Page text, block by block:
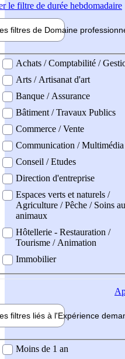
le filtre de durée hebdomadaire
filtres de Domaine pro
professionel
Achats / Comptabilité /
Arts / Artisanat d'art
Banque / Assurance
Bâtiment / Travaux Publics
Commerce / Vente
Communication / Multimédia
Conseil / Etudes
Direction d'entreprise
Espaces verts et naturels /
Agriculture / Pêche / Soins
animaux
Hôtellerie - Restauration /
Tourisme / Animation
Immobilier
filtres liés à l'Expérience
demandée
Moins de 1 an